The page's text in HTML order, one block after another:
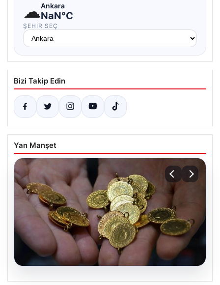
☁Ankara
NaN°C
ŞEHIR SEÇ
Bizi Takip Edin
Yan Manşet
06.08.2026